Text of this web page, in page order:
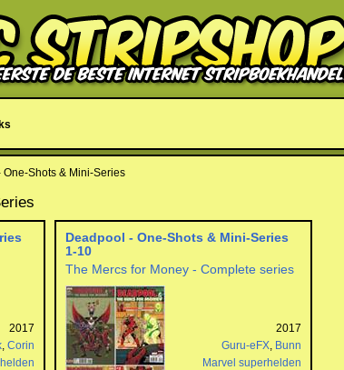
One-Shots & Mini-Series
2017
, Corin
Deadpool - One-Shots & Mini-Series
1-10
The Mercs for Money - Complete series
2017
Guru-eFX, Bunn
Marvel superhelden